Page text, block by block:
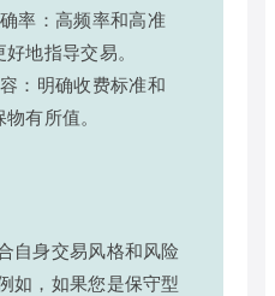
率：高频率和高准
地指导交易。
：明确收费标准和
有所值。
自身交易风格和风险
如，如果您是保守型